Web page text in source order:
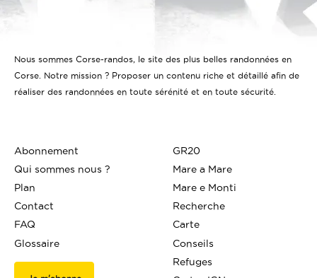
Nous sommes Corse-randos, le site des plus belles randonnées en
Corse. Notre mission ? Proposer un contenu riche et détaillé afin de
réaliser des randonnées en toute sérénité et en toute sécurité.
Abonnement
Qui sommes nous ?
Plan
Contact
FAQ
Glossaire
GR20
Mare a Mare
Mare e Monti
Recherche
Carte
Conseils
Refuges